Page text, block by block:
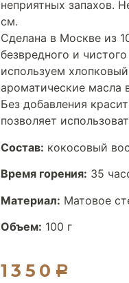
неприятных запахов.
см.
Сделана в Москве из
безвредного и
используем
ароматические масла
Без добавления
позволяет
Состав: кокосовый
Время горения: 35
Материал: Матовое
Объем: 100 г
1350 Р